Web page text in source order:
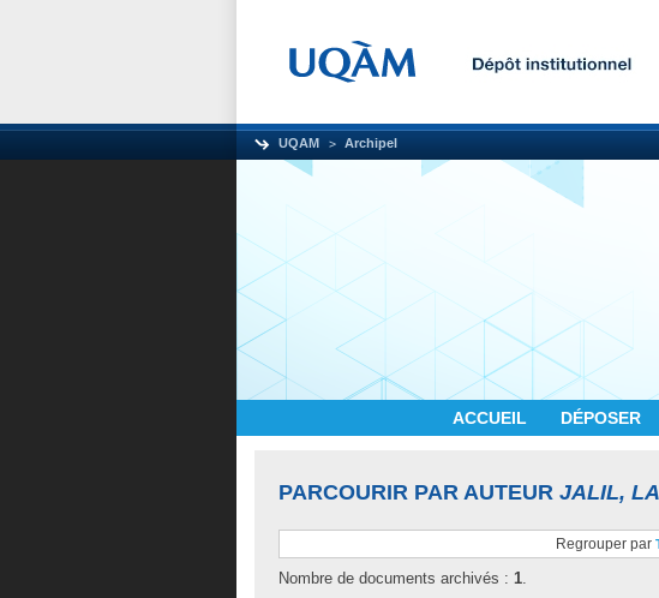
UQAM Archipel
ACCUEIL DÉPOSER
PARCOURIR PAR AUTEUR JALIL,
Regrouper par
Nombre de documents archivés : 1.